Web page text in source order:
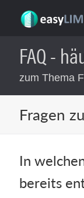
FAQ -
zum Thema
Fragen
In
bereits